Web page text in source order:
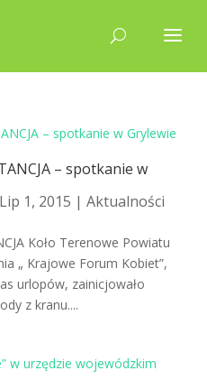
– spotkanie w
1, 2015 |Aktualności
Koło Terenowe Powiatu
„ Krajowe Forum Kobiet”,
urlopów, zainicjowało
z kranu....